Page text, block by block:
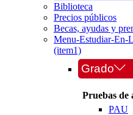
Biblioteca
Precios públicos
Becas, ayudas y
Menu-Estudiar-En-
(item1)
Grado
Pruebas de
PAU